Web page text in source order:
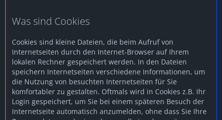
Was sind Cookies
Cookies sind kleine Dateien, die beim Aufruf von
Internetseiten durch den Internet-Browser auf Ihrem
lokalen Rechner gespeichert werden. In den Dateien
speichern Internetseiten verschiedene Informationen, um
die Nutzung von besuchten Internetseiten für Sie
komfortabler zu gestalten. Oftmals wird in Cookies z.B. Ihr
Login gespeichert, um Sie bei einem späteren Besuch der
Internetseite automatisch anzumelden, ohne dass Sie Ihre